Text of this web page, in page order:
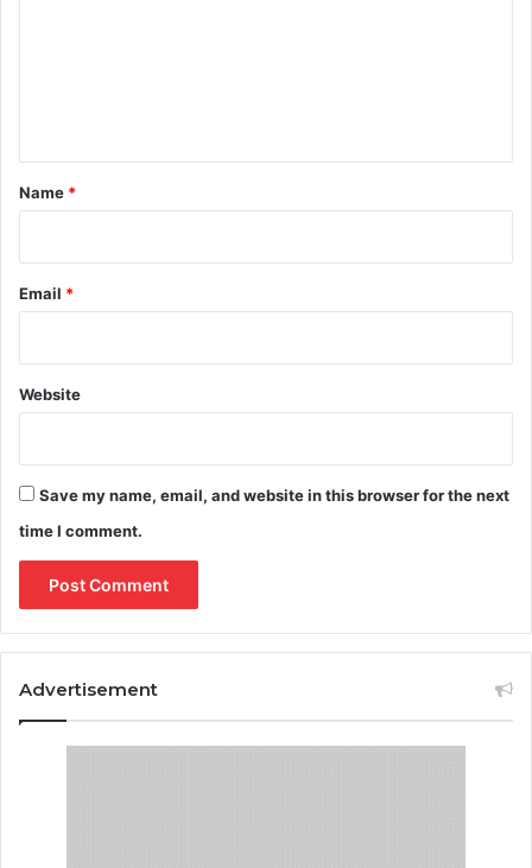
*
Name *
Email *
Website
Save my name, email, and website in this browser for the next
time I comment.
Advertisement